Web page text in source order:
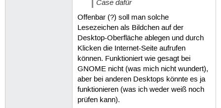
Case dafür
Offenbar (?) soll man solche
Lesezeichen als Bildchen auf der
Desktop-Oberfläche ablegen und durch
Klicken die Internet-Seite aufrufen
können. Funktioniert wie gesagt bei
GNOME nicht (was mich nicht wundert),
aber bei anderen Desktops könnte es ja
funktionieren (was ich weder weiß noch
prüfen kann).